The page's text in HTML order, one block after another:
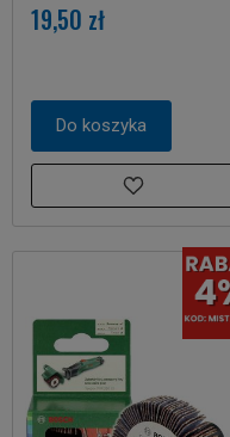
19,50 zł
Do koszyka